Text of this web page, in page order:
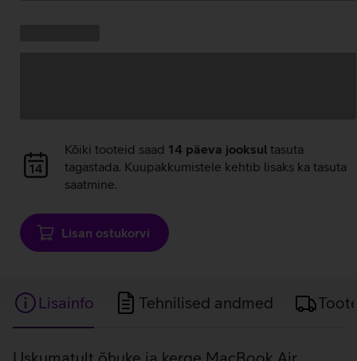
Andmete
laadimine
Kõiki tooteid saad 14 päeva jooksul tasuta
tagastada. Kuupakkumistele kehtib lisaks ka tasuta
saatmine.
Lisan ostukorvi
Lisainfo Tehnilised andmed